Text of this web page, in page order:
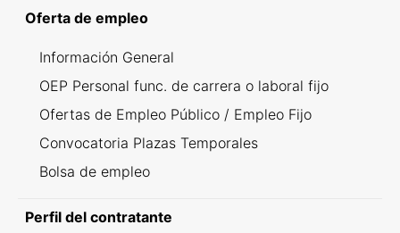
Oferta de empleo
Información General
OEP Personal func. de carrera o laboral fijo
Ofertas de Empleo Público / Empleo Fijo
Convocatoria Plazas Temporales
Bolsa de empleo
Perfil del contratante